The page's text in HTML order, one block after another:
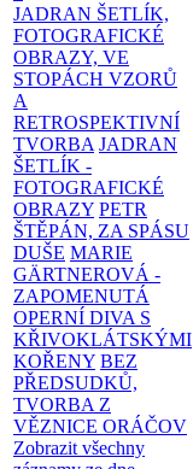
JADRAN ŠETLÍK,
FOTOGRAFICKÉ
OBRAZY, VE
STOPÁCH VZORŮ
A
RETROSPEKTIVNÍ
TVORBA JADRAN
ŠETLÍK -
FOTOGRAFICKÉ
OBRAZY PETR
ŠTĚPÁN, ZA SPÁSU
DUŠE MARIE
GÄRTNEROVÁ -
ZAPOMENUTÁ
OPERNÍ DIVA S
KŘIVOKLÁTSKÝMI
KOŘENY BEZ
PŘEDSUDKŮ,
TVORBA Z
VĚZNICE ORÁČOV
Zobrazit všechny